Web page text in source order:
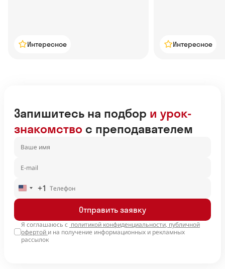
Интересное Интересное
Запишитесь на подбор и урок-
знакомство с преподавателем
United
States
+1
Отправить заявку
Я соглашаюсь с политикой конфиденциальности, публичной
офертой и на получение информационных и рекламных
рассылок